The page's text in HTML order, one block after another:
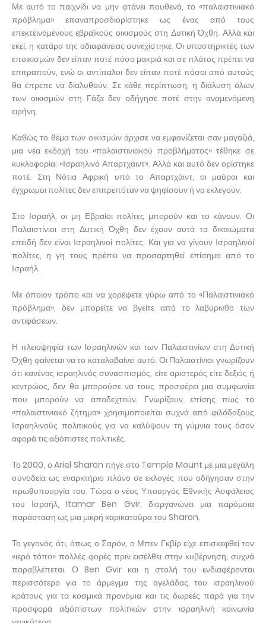
Με αυτό το παιχνίδι να μην φτάνει πουθενά, το «παλαιστινιακό
πρόβλημα» επαναπροσδιορίστηκε ως ένας από τους
επεκτεινόμενους εβραϊκούς οικισμούς στη Δυτική Όχθη. Αλλά και
εκεί, η κατάρα της αδιαφάνειας συνεχίστηκε. Οι υποστηρικτές των
εποικισμών δεν είπαν ποτέ πόσο μακριά και σε πλάτος πρέπει να
επιτραπούν, ενώ οι αντίπαλοι δεν είπαν ποτέ πόσοι από αυτούς
θα έπρεπε να διαλυθούν. Σε κάθε περίπτωση, η διάλυση όλων
των οικισμών στη Γάζα δεν οδήγησε ποτέ στην αναμενόμενη
ειρήνη.
Καθώς το θέμα των οικισμών άρχισε να εμφανίζεται σαν μαγαζιά,
μια νέα εκδοχή του «παλαιστινιακού προβλήματος» τέθηκε σε
κυκλοφορία: «Ισραηλινό Απαρτχάιντ». Αλλά και αυτό δεν ορίστηκε
ποτέ. Στη Νότια Αφρική υπό το Απαρτχάιντ, οι μαύροι και
έγχρωμοι πολίτες δεν επιτρεπόταν να ψηφίσουν ή να εκλεγούν.
Στο Ισραήλ, οι μη Εβραίοι πολίτες μπορούν και το κάνουν. Οι
Παλαιστίνιοι στη Δυτική Όχθη δεν έχουν αυτά τα δικαιώματα
επειδή δεν είναι Ισραηλινοί πολίτες. Και για να γίνουν Ισραηλινοί
πολίτες, η γη τους πρέπει να προσαρτηθεί επίσημα από το
Ισραήλ.
Με όποιον τρόπο και να χορέψετε γύρω από το «Παλαιστινιακό
πρόβλημα», δεν μπορείτε να βγείτε από το λαβύρινθο των
αντιφάσεων.
Η πλειοψηφία των Ισραηλινών και των Παλαιστινίων στη Δυτική
Όχθη φαίνεται να το καταλαβαίνει αυτό. Οι Παλαιστίνιοι γνωρίζουν
ότι κανένας ισραηλινός συνασπισμός, είτε αριστερός είτε δεξιός ή
κεντρώος, δεν θα μπορούσε να τους προσφέρει μια συμφωνία
που μπορούν να αποδεχτούν. Γνωρίζουν επίσης πως το
«παλαιστινιακό ζήτημα» χρησιμοποιείται συχνά από φιλόδοξους
Ισραηλινούς πολιτικούς για να καλύψουν τη γύμνια τους όσον
αφορά τις αξιόπιστες πολιτικές.
Το 2000, ο Ariel Sharon πήγε στο Temple Mount με μια μεγάλη
συνοδεία ως εναρκτήριο πλάνο σε εκλογές που οδήγησαν στην
πρωθυπουργία του. Τώρα ο νέος Υπουργός Εθνικής Ασφάλειας
του Ισραήλ, Itamar Ben Gvir, διοργανώνει μια παρόμοια
παράσταση ως μια μικρή καρικατούρα του Sharon.
Το γεγονός ότι, όπως ο Σαρόν, ο Μπεν Γκβίρ είχε επισκεφθεί τον
«ιερό τόπο» πολλές φορές πριν εισέλθει στην κυβέρνηση, συχνά
παραβλέπεται. Ο Ben Gvir και η στολή του ενδιαφέρονται
περισσότερο για το άρμεγμα της αγελάδας του ισραηλινού
κράτους για τα κοσμικά προνόμια και τις δωρεές παρά για την
προσφορά αξιόπιστων πολιτικών στην ισραηλινή κοινωνία